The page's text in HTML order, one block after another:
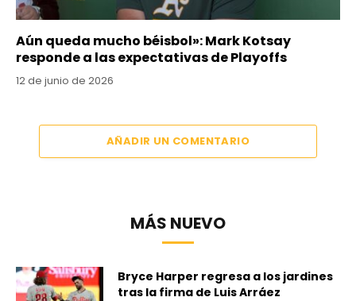
Aún queda mucho béisbol»: Mark Kotsay
responde a las expectativas de Playoffs
12 de junio de 2026
AÑADIR UN COMENTARIO
MÁS NUEVO
Bryce Harper regresa a los jardines
tras la firma de Luis Arráez